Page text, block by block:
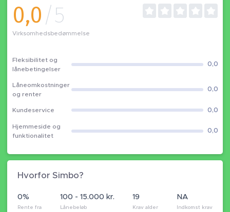
0,0/5
Virksomhedsbedømmelse
Fleksibilitet og
lånebetingelser
0,0
Låneomkostninger
og renter
0,0
Kundeservice 0,0
Hjemmeside og
funktionalitet
0,0
Hvorfor Simbo?
0%
Rente fra
100 - 15.000 kr.
Lånebeløb
19
Krav alder
NA
Indkomst krav